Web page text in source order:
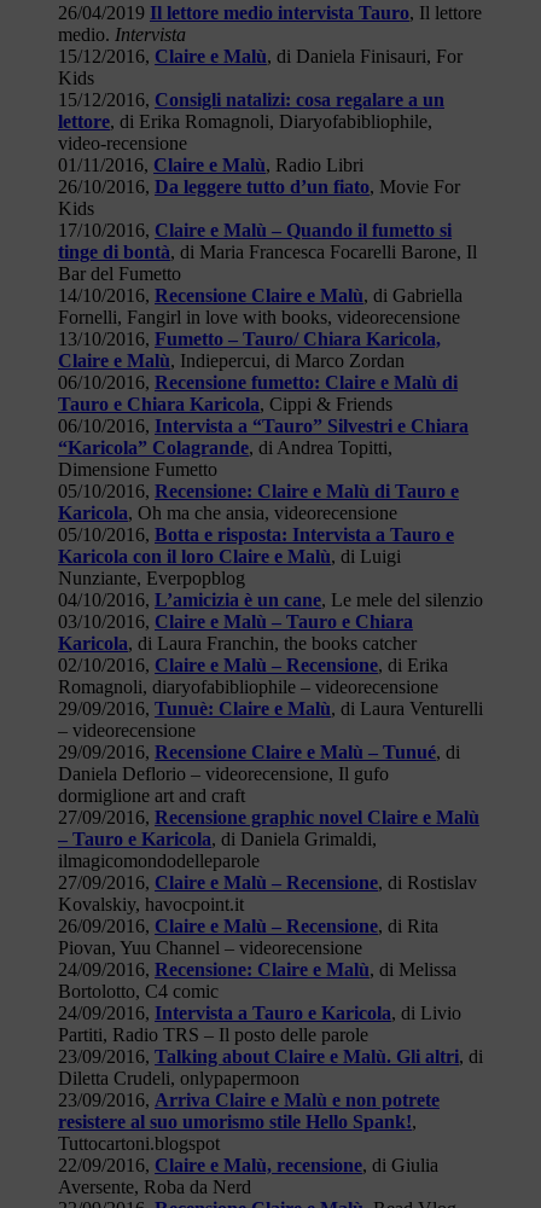
26/04/2019 Il lettore medio intervista Tauro, Il lettore
medio. Intervista
15/12/2016, Claire e Malù, di Daniela Finisauri, For
Kids
15/12/2016, Consigli natalizi: cosa regalare a un
lettore, di Erika Romagnoli, Diaryofabibliophile,
video-recensione
01/11/2016, Claire e Malù, Radio Libri
26/10/2016, Da leggere tutto d’un fiato, Movie For
Kids
17/10/2016, Claire e Malù – Quando il fumetto si
tinge di bontà, di Maria Francesca Focarelli Barone, Il
Bar del Fumetto
14/10/2016, Recensione Claire e Malù, di Gabriella
Fornelli, Fangirl in love with books, videorecensione
13/10/2016, Fumetto – Tauro/ Chiara Karicola,
Claire e Malù, Indiepercui, di Marco Zordan
06/10/2016, Recensione fumetto: Claire e Malù di
Tauro e Chiara Karicola, Cippi & Friends
06/10/2016, Intervista a “Tauro” Silvestri e Chiara
“Karicola” Colagrande, di Andrea Topitti,
Dimensione Fumetto
05/10/2016, Recensione: Claire e Malù di Tauro e
Karicola, Oh ma che ansia, videorecensione
05/10/2016, Botta e risposta: Intervista a Tauro e
Karicola con il loro Claire e Malù, di Luigi
Nunziante, Everpopblog
04/10/2016, L’amicizia è un cane, Le mele del silenzio
03/10/2016, Claire e Malù – Tauro e Chiara
Karicola, di Laura Franchin, the books catcher
02/10/2016, Claire e Malù – Recensione, di Erika
Romagnoli, diaryofabibliophile – videorecensione
29/09/2016, Tunuè: Claire e Malù, di Laura Venturelli
– videorecensione
29/09/2016, Recensione Claire e Malù – Tunué, di
Daniela Deflorio – videorecensione, Il gufo
dormiglione art and craft
27/09/2016, Recensione graphic novel Claire e Malù
– Tauro e Karicola, di Daniela Grimaldi,
ilmagicomondodelleparole
27/09/2016, Claire e Malù – Recensione, di Rostislav
Kovalskiy, havocpoint.it
26/09/2016, Claire e Malù – Recensione, di Rita
Piovan, Yuu Channel – videorecensione
24/09/2016, Recensione: Claire e Malù, di Melissa
Bortolotto, C4 comic
24/09/2016, Intervista a Tauro e Karicola, di Livio
Partiti, Radio TRS – Il posto delle parole
23/09/2016, Talking about Claire e Malù. Gli altri, di
Diletta Crudeli, onlypapermoon
23/09/2016, Arriva Claire e Malù e non potrete
resistere al suo umorismo stile Hello Spank!,
Tuttocartoni.blogspot
22/09/2016, Claire e Malù, recensione, di Giulia
Aversente, Roba da Nerd